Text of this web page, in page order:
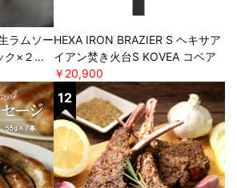
ラムソー
ク×２セ
ートガ
HEXA IRON BRAZIER S ヘキサア
イアン焚き火台S KOVEA コベア
￥20,900